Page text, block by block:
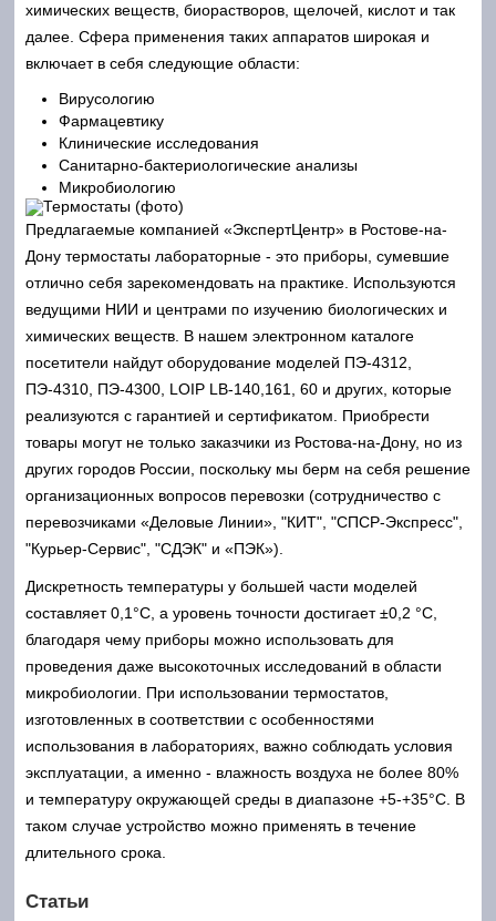
химических веществ, биорастворов, щелочей, кислот и так
далее. Сфера применения таких аппаратов широкая и
включает в себя следующие области:
Вирусологию
Фармацевтику
Клинические исследования
Санитарно-бактериологические анализы
Микробиологию
Предлагаемые компанией «ЭкспертЦентр» в Ростове-на-
Дону термостаты лабораторные - это приборы, сумевшие
отлично себя зарекомендовать на практике. Используются
ведущими НИИ и центрами по изучению биологических и
химических веществ. В нашем электронном каталоге
посетители найдут оборудование моделей ПЭ-4312,
ПЭ-4310, ПЭ-4300, LOIP LB-140,161, 60 и других, которые
реализуются с гарантией и сертификатом. Приобрести
товары могут не только заказчики из Ростова-на-Дону, но из
других городов России, поскольку мы берм на себя решение
организационных вопросов перевозки (сотрудничество с
перевозчиками «Деловые Линии», "КИТ", "СПСР-Экспресс",
"Курьер-Сервис", "СДЭК" и «ПЭК»).
Дискретность температуры у большей части моделей
составляет 0,1°С, а уровень точности достигает ±0,2 °С,
благодаря чему приборы можно использовать для
проведения даже высокоточных исследований в области
микробиологии. При использовании термостатов,
изготовленных в соответствии с особенностями
использования в лабораториях, важно соблюдать условия
эксплуатации, а именно - влажность воздуха не более 80%
и температуру окружающей среды в диапазоне +5-+35°С. В
таком случае устройство можно применять в течение
длительного срока.
Статьи